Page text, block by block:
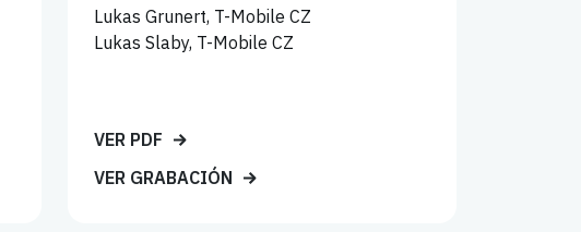
Lukas Grunert, T-Mobile CZ
Lukas Slaby, T-Mobile CZ
VER PDF
VER GRABACIÓN